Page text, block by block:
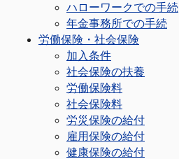
ハローワークでの手続
年金事務所での手続
労働保険・社会保険
加入条件
社会保険の扶養
労働保険料
社会保険料
労災保険の給付
雇用保険の給付
健康保険の給付